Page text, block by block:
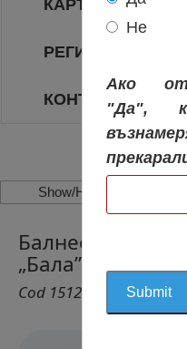
КАРТА НА
РЕГИОНИ
КОНТАКТИ
Show/Hide Left Side
„Бала”, Бала
Cod 1512
Не
Ако
"Да",